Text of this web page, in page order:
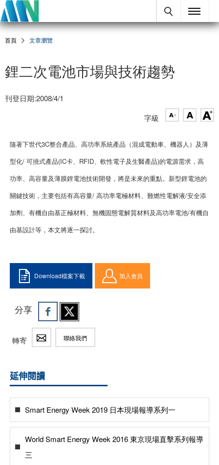
首頁 文章瀏覽
鋰二次電池市場與技術趨勢
刊登日期:2008/4/1
字級
隨著下世代3C整合產品、高功率系統產品（混成電動車、機器人）及薄
型化/ 可撓式產品(IC卡、RFID、軟性電子及生醫產品)的電源需求，高
功率、高容量及薄膜鋰電池技術開發，將是未來的重點。新型鋰電池的
關鍵技術，主要包括有高容量/ 高功率電極材料、難燃性電解液/安全添
加劑、有機自由基正極材料、無機固態電解質材料及高功率電池/有機自
由基設計等，本文將逐一探討。
Download檔案下載 加入會員
分享
轉寄 聯絡我們
延伸閱讀
Smart Energy Week 2019 日本現場報導系列一
World Smart Energy Week 2016 東京現場直擊系列報導
三